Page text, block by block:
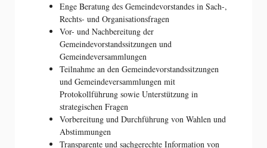
Enge Beratung des Gemeindevorstandes in Sach-,
Rechts- und Organisationsfragen
Vor- und Nachbereitung der
Gemeindevorstandssitzungen und
Gemeindeversammlungen
Teilnahme an den Gemeindevorstandssitzungen
und Gemeindeversammlungen mit
Protokollführung sowie Unterstützung in
strategischen Fragen
Vorbereitung und Durchführung von Wahlen und
Abstimmungen
Transparente und sachgerechte Information von